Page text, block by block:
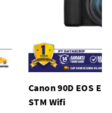
Canon 90D EOS
STM Wifi